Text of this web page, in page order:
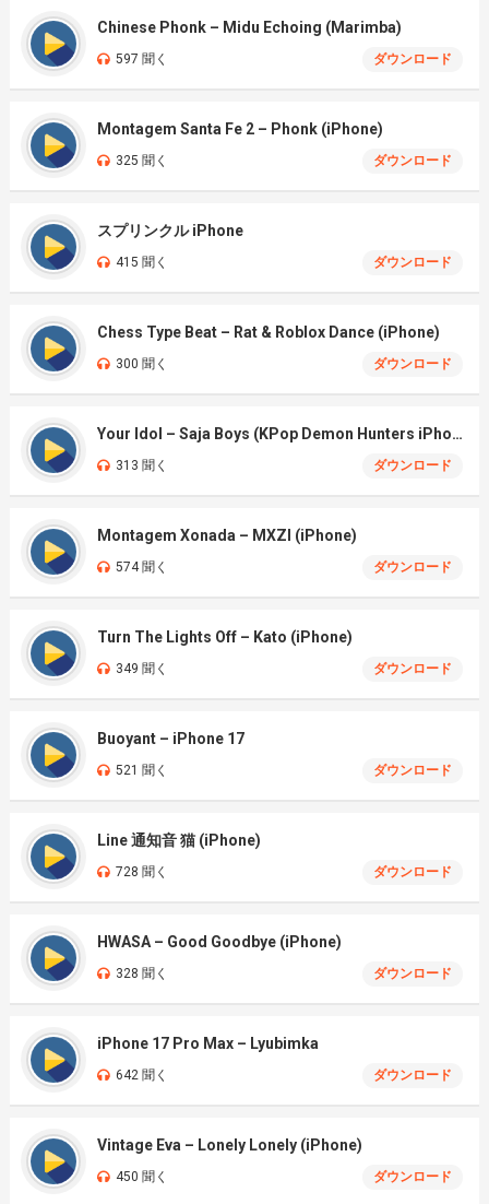
Chinese Phonk – Midu Echoing (Marimba)
597 聞く ダウンロード
Montagem Santa Fe 2 – Phonk (iPhone)
325 聞く ダウンロード
スプリンクル iPhone
415 聞く ダウンロード
Chess Type Beat – Rat & Roblox Dance (iPhone)
300 聞く ダウンロード
Your Idol – Saja Boys (KPop Demon Hunters iPhone)
313 聞く ダウンロード
Montagem Xonada – MXZI (iPhone)
574 聞く ダウンロード
Turn The Lights Off – Kato (iPhone)
349 聞く ダウンロード
Buoyant – iPhone 17
521 聞く ダウンロード
Line 通知音 猫 (iPhone)
728 聞く ダウンロード
HWASA – Good Goodbye (iPhone)
328 聞く ダウンロード
iPhone 17 Pro Max – Lyubimka
642 聞く ダウンロード
Vintage Eva – Lonely Lonely (iPhone)
450 聞く ダウンロード